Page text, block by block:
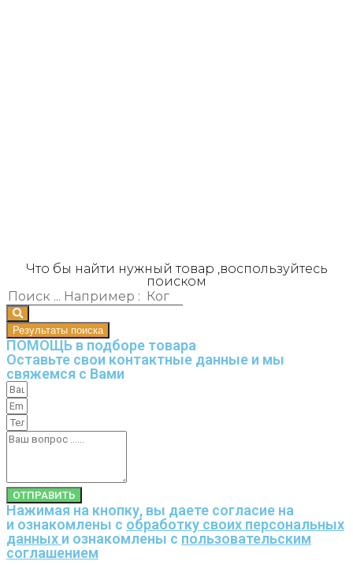
Что бы найти нужный товар ,воспользуйтесь
поиском
Результаты поиска
ПОМОЩЬ в подборе товара
Оставьте свои контактные данные и мы
свяжемся с Вами
ОТПРАВИТЬ
Нажимая на кнопку, вы даете согласие на
и ознакомлены с обработку своих персональных
данных и ознакомлены с пользовательским
соглашением